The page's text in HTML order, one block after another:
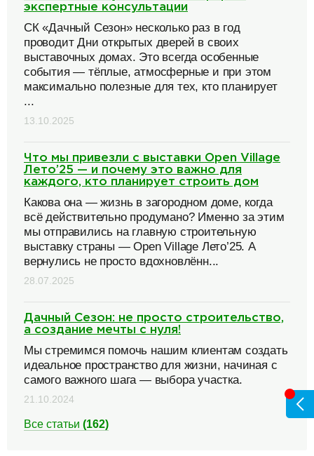
экспертные консультации
СК «Дачный Сезон» несколько раз в год
проводит Дни открытых дверей в своих
выставочных домах. Это всегда особенные
события — тёплые, атмосферные и при этом
максимально полезные для тех, кто планирует
...
13.10.2025
Что мы привезли с выставки Open Village
Лето’25 — и почему это важно для
каждого, кто планирует строить дом
Какова она — жизнь в загородном доме, когда
всё действительно продумано? Именно за этим
мы отправились на главную строительную
выставку страны — Open Village Лето’25. А
вернулись не просто вдохновлённ...
28.07.2025
Дачный Сезон: не просто строительство,
а создание мечты с нуля!
Мы стремимся помочь нашим клиентам создать
идеальное пространство для жизни, начиная с
самого важного шага — выбора участка.
21.10.2024
Все статьи (162)